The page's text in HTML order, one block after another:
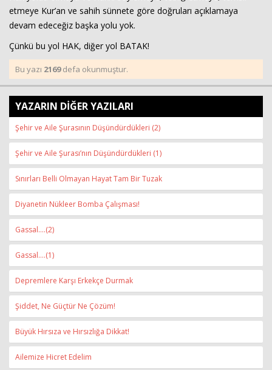
etmeye Kur’an ve sahih sünnete göre doğruları açıklamaya
devam edeceğiz başka yolu yok.
Çünkü bu yol HAK, diğer yol BATAK!
Bu yazı 2169defa okunmuştur.
YAZARIN DİĞER YAZILARI
Şehir ve Aile Şurasının Düşündürdükleri (2)
Şehir ve Aile Şurası’nın Düşündürdükleri (1)
Sınırları Belli Olmayan Hayat Tam Bir Tuzak
Diyanetin Nükleer Bomba Çalışması!
Gassal….(2)
Gassal….(1)
Depremlere Karşı Erkekçe Durmak
Şiddet, Ne Güçtür Ne Çözüm!
Büyük Hırsıza ve Hırsızlığa Dikkat!
Ailemize Hicret Edelim